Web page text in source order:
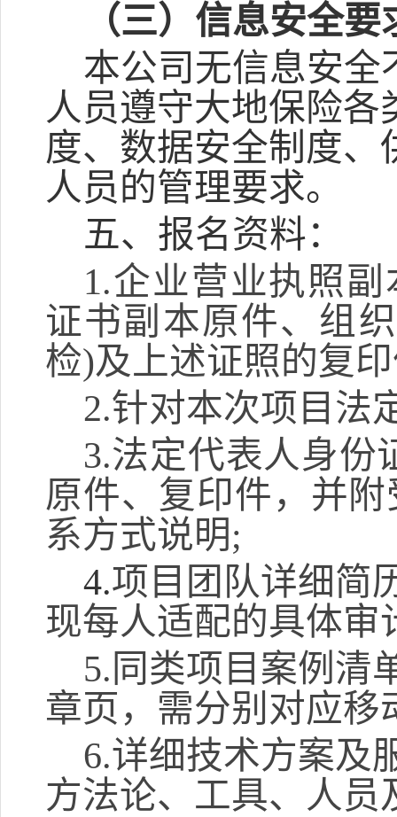
（三）信息安全要
本公司无信息安全
人员遵守大地保险
度、数据安全制度
人员的管理要求。
五、报名资料：
1.企业营业执照
证书副本原件、组
检)及上述证照的复
2.针对本次项目法
3.法定代表人身份
原件、复印件，并
系方式说明;
4.项目团队详细简
现每人适配的具体审
5. 同类项目案例清
章页，需分别对应移
6.详细技术方案及
方法论、工具、人员